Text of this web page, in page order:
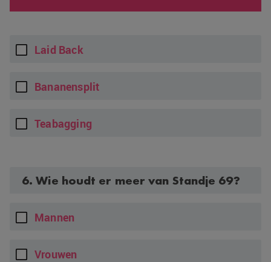
Laid Back
Bananensplit
Teabagging
6. Wie houdt er meer van Standje 69?
Mannen
Vrouwen